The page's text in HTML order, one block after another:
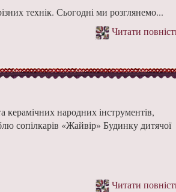
технік. Сьогодні ми розглянемо...
Читати
керамічних народних інструментів,
сопілкарів «Жайвір» Будинку дитячої
Читати